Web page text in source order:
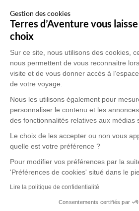
Gestion des cookies
Terres d’Aventure vous
choix
Sur ce site, nous utilisons des cookies,
nous permettent de vous reconnaitre
visite et de vous donner accès à
de votre voyage.
Nous les utilisons également pour
personnaliser le contenu et les
des fonctionnalités relatives aux médias
Le choix de les accepter ou non vous
quelle est votre préférence ?
Pour modifier vos préférences par la
'Préférences de cookies' situé dans le
Lire la politique de confidentialité
Consentements certifiés par